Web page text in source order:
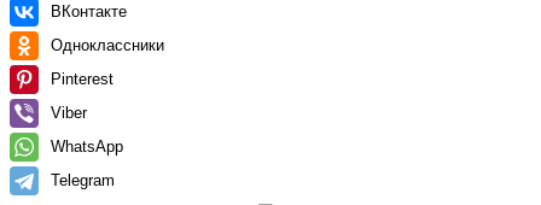
ВКонтакте
Одноклассники
Pinterest
Viber
WhatsApp
Telegram